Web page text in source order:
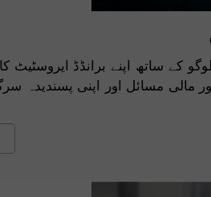
مالی مسائل اور اپنی پسندیدہ